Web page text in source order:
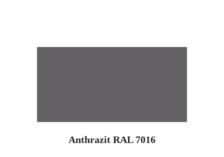
Anthrazit RAL 7016